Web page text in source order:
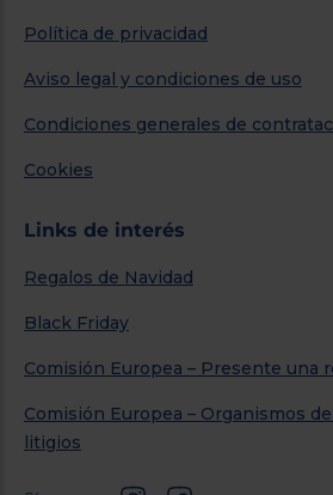
Política de privacidad
Aviso legal y condiciones de uso
Condiciones generales de
Cookies
Links de interés
Regalos de Navidad
Black Friday
Comisión Europea – Presente una
Comisión Europea – Organismos
litigios